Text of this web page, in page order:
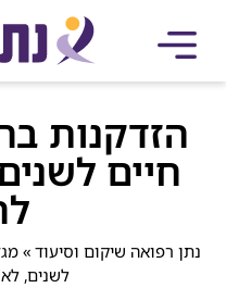
הזדקנות
חיים
נתן רפואה שיקום וסיעוד »
לשנים,